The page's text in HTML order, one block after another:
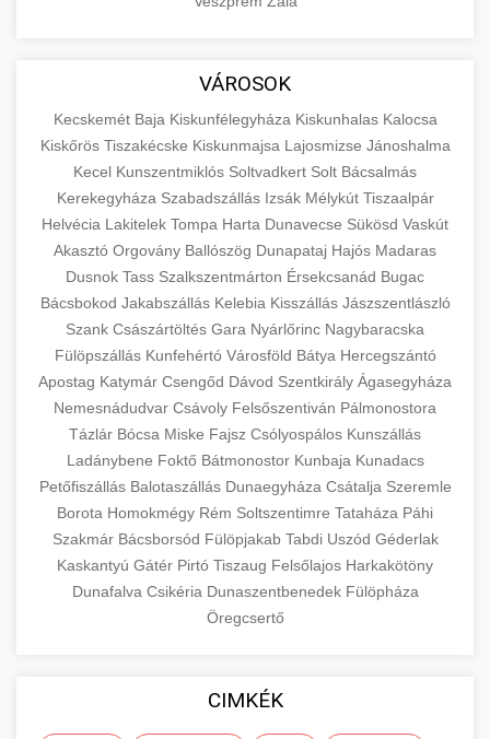
VÁROSOK
Kecskemét Baja Kiskunfélegyháza Kiskunhalas Kalocsa
Kiskőrös Tiszakécske Kiskunmajsa Lajosmizse Jánoshalma
Kecel Kunszentmiklós Soltvadkert Solt Bácsalmás
Kerekegyháza Szabadszállás Izsák Mélykút Tiszaalpár
Helvécia Lakitelek Tompa Harta Dunavecse Sükösd Vaskút
Akasztó Orgovány Ballószög Dunapataj Hajós Madaras
Dusnok Tass Szalkszentmárton Érsekcsanád Bugac
Bácsbokod Jakabszállás Kelebia Kisszállás Jászszentlászló
Szank Császártöltés Gara Nyárlőrinc Nagybaracska
Fülöpszállás Kunfehértó Városföld Bátya Hercegszántó
Apostag Katymár Csengőd Dávod Szentkirály Ágasegyháza
Nemesnádudvar Csávoly Felsőszentiván Pálmonostora
Tázlár Bócsa Miske Fajsz Csólyospálos Kunszállás
Ladánybene Foktő Bátmonostor Kunbaja Kunadacs
Petőfiszállás Balotaszállás Dunaegyháza Csátalja Szeremle
Borota Homokmégy Rém Soltszentimre Tataháza Páhi
Szakmár Bácsborsód Fülöpjakab Tabdi Uszód Géderlak
Kaskantyú Gátér Pirtó Tiszaug Felsőlajos Harkakötöny
Dunafalva Csikéria Dunaszentbenedek Fülöpháza
Öregcsertő
CIMKÉK